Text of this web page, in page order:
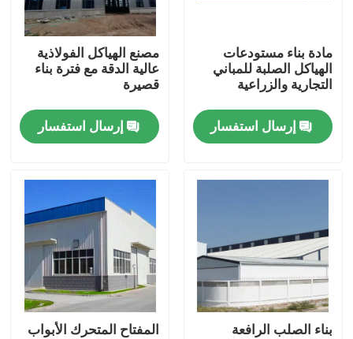
جولة في المعمل
رقابة جودة
اطلب اقتباس
مستودع الهيكل الصلب
ورشة الهياكل الفولاذية
هيكل فولاذي خفيف الوزن
مادة بناء مستودعات
الهياكل الصلبة للمباني
التجارية والزراعية
إرسال استفسار
مصنع الهياكل الفولاذية
عالية الدقة مع فترة بناء
قصيرة
إرسال استفسار
بناء الصلب الرافعة
المفتاح المتحرك الأبواب